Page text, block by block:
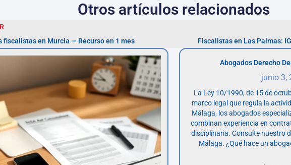
Otros artículos relacionados
fiscalistas en Murcia — Recurso en 1 mes
Fiscalistas en Las Palmas:
Abogados Derecho
junio 3,
La Ley 10/1990, de 15 de
marco legal que regula la
Málaga, los abogados
combinan experiencia en
disciplinaria. Consulte nuestro
Málaga. ¿Qué hace un